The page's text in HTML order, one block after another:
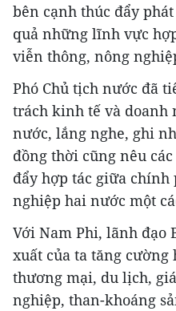
bên cạnh thúc đẩy
quả những lĩnh vực
viễn thông, nông
Phó Chủ tịch nước đã
trách kinh tế và doanh
nước, lắng nghe, ghi
đồng thời cũng nêu
đẩy hợp tác giữa
nghiệp hai nước một
Với Nam Phi, lãnh đạo
xuất của ta tăng cường
thương mại, du lịch,
nghiệp, than-khoáng